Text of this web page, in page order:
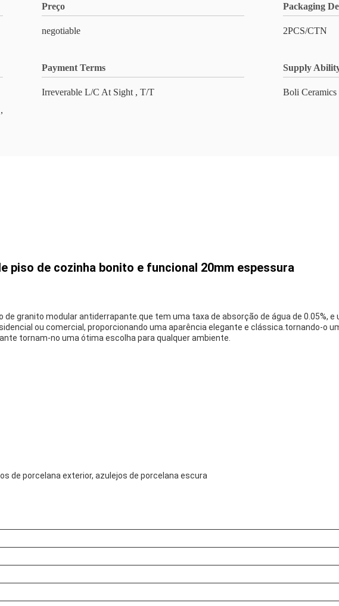
Preço
negotiable
Packaging
2PCS/CTN
Payment Terms
Irreverable L/C At Sight , T/T
Supply
Boli Ceramics
piso de cozinha bonito e funcional 20mm espessura
granito modular antiderrapante.que tem uma taxa de absorção de água de 0.05%, e
ou comercial, proporcionando uma aparência elegante e clássica.tornando-o
tornam-no uma ótima escolha para qualquer ambiente.
de porcelana exterior, azulejos de porcelana escura